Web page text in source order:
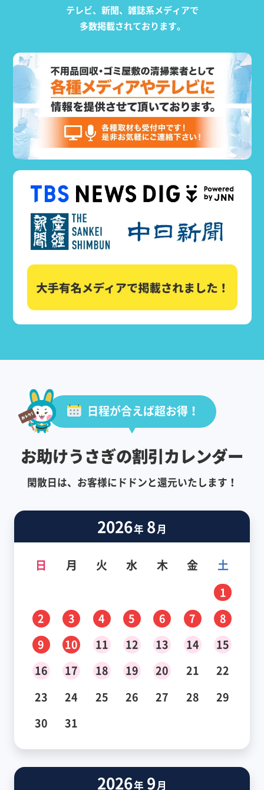
テレビ、新聞、雑誌系メディアで
多数掲載されております。
日程が合えば超お得！
お助けうさぎの割引カレンダー
閑散日は、お客様にドドンと還元いたします！
2026年 8月
日 月 火 水 木 金 土
1
2
3 4 5 6 7
8
9
10 11 12 13 14
15
16
17 18 19 20 21
22
23
24 25 26 27 28
29
30
31
2026年 9月